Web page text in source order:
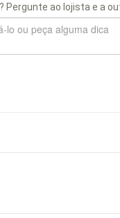
Pergunte ao lojista e a